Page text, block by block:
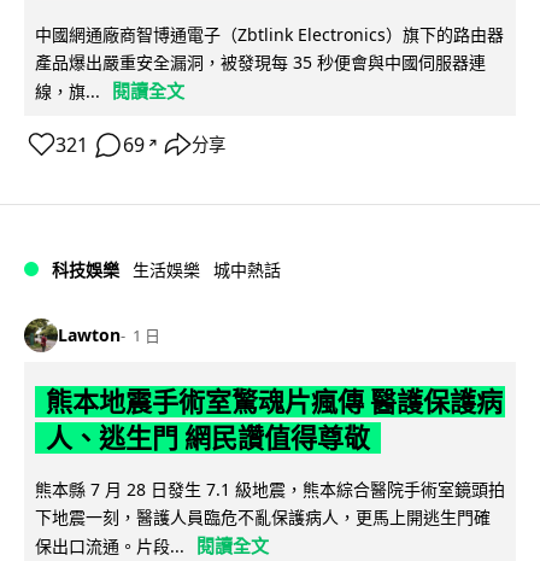
中國網通廠商智博通電子（Zbtlink Electronics）旗下的路由器
產品爆出嚴重安全漏洞，被發現每 35 秒便會與中國伺服器連
線，旗...
閱讀全文
321 69 ↗ 分享
科技娛樂 生活娛樂 城中熱話
Lawton 1 日
熊本地震手術室驚魂片瘋傳 醫護保護病
人、逃生門 網民讚值得尊敬
熊本縣 7 月 28 日發生 7.1 級地震，熊本綜合醫院手術室鏡頭拍
下地震一刻，醫護人員臨危不亂保護病人，更馬上開逃生門確
保出口流通。片段...
閱讀全文